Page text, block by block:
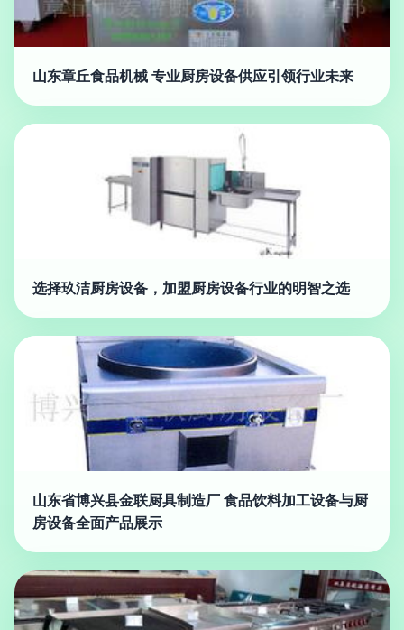
山东章丘食品机械 专业厨房设备供应引领行业未来
选择玖洁厨房设备，加盟厨房设备行业的明智之选
山东省博兴县金联厨具制造厂 食品饮料加工设备与厨
房设备全面产品展示